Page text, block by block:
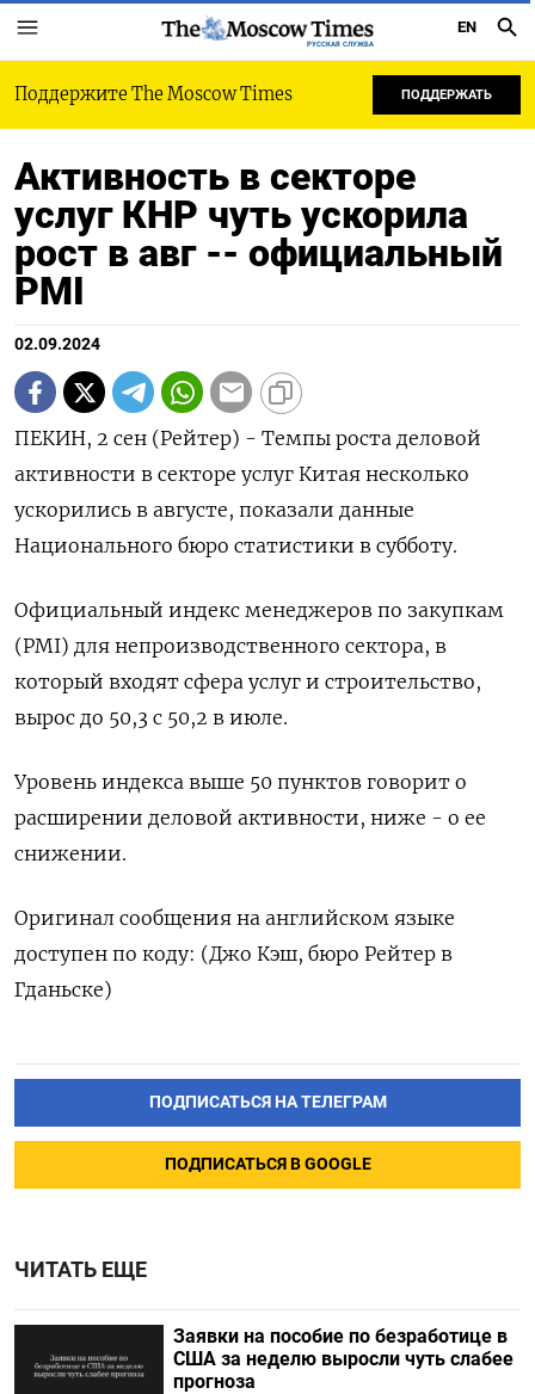
РУССКАЯ СЛУЖБА
EN
Поддержите The Moscow Times ПОДДЕРЖАТЬ
Активность в секторе
услуг КНР чуть ускорила
рост в авг -- официальный
PMI
02.09.2024
ПЕКИН, 2 сен (Рейтер) - Темпы роста деловой
активности в секторе услуг Китая несколько
ускорились в августе, показали данные
Национального бюро статистики в субботу.
Официальный индекс менеджеров по закупкам
(PMI) для непроизводственного сектора, в
который входят сфера услуг и строительство,
вырос до 50,3 с 50,2 в июле.
Уровень индекса выше 50 пунктов говорит о
расширении деловой активности, ниже - о ее
снижении.
Оригинал сообщения на английском языке
доступен по коду: (Джо Кэш, бюро Рейтер в
Гданьске)
ПОДПИСАТЬСЯ НА ТЕЛЕГРАМ
ПОДПИСАТЬСЯ В GOOGLE
ЧИТАТЬ ЕЩЕ
Заявки на пособие по безработице в
США за неделю выросли чуть слабее
прогноза